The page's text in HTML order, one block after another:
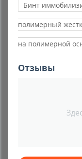
Бинт
полимерный
на полимерной
Отзывы